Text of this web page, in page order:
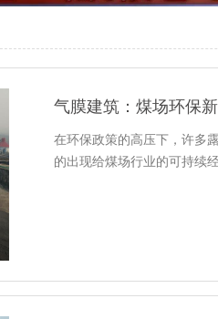
气膜建筑：煤场环保
在环保政策的高压下，许多
的出现给煤场行业的可持续